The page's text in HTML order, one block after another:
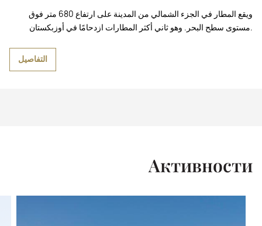
ويقع المطار في الجزء الشمالي من المدينة على ارتفاع 680 متر فوق
مستوى سطح البحر. وهو ثاني أكثر المطارات ازدحامًا في أوزبكستان.
التفاصيل
Активности